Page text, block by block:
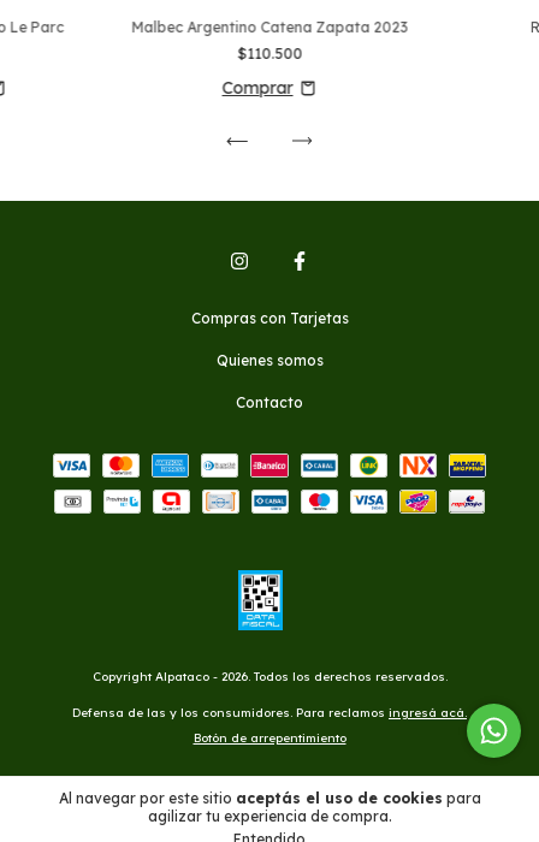
Al navegar por este sitio aceptás el uso de cookies para
agilizar tu experiencia de compra.
Le Parc
Malbec Argentino Catena Zapata 2023
$110.500
Compras con Tarjetas
Quienes somos
Contacto
Copyright Alpataco - 2026. Todos los derechos reservados.
Defensa de las y los consumidores. Para reclamos ingresá acá.
Botón de arrepentimiento